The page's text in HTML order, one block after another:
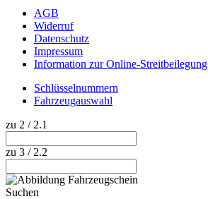
AGB
Widerruf
Datenschutz
Impressum
Information zur Online-Streitbeilegung
Schlüsselnummern
Fahrzeugauswahl
zu 2 / 2.1
zu 3 / 2.2
Suchen